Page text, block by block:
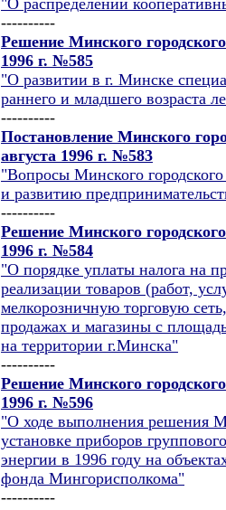
----------
Решение Минского
1996 г. №585
"О развитии в г. Минске
раннего и младшего возраста
----------
Постановление Минского
августа 1996 г. №583
"Вопросы Минского
и развитию
----------
Решение Минского
1996 г. №584
"О порядке уплаты налога на
реализации товаров (работ,
мелкорозничную торговую
продажах и магазины с
на территории г.Минска"
----------
Решение Минского
1996 г. №596
"О ходе выполнения решения
установке приборов
энергии в 1996 году на
фонда Мингорисполкома"
----------